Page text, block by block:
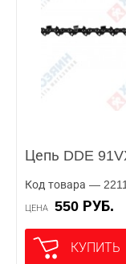
Цепь DDE
Код товара —
ЦЕНА 550 РУБ.
КУПИТЬ